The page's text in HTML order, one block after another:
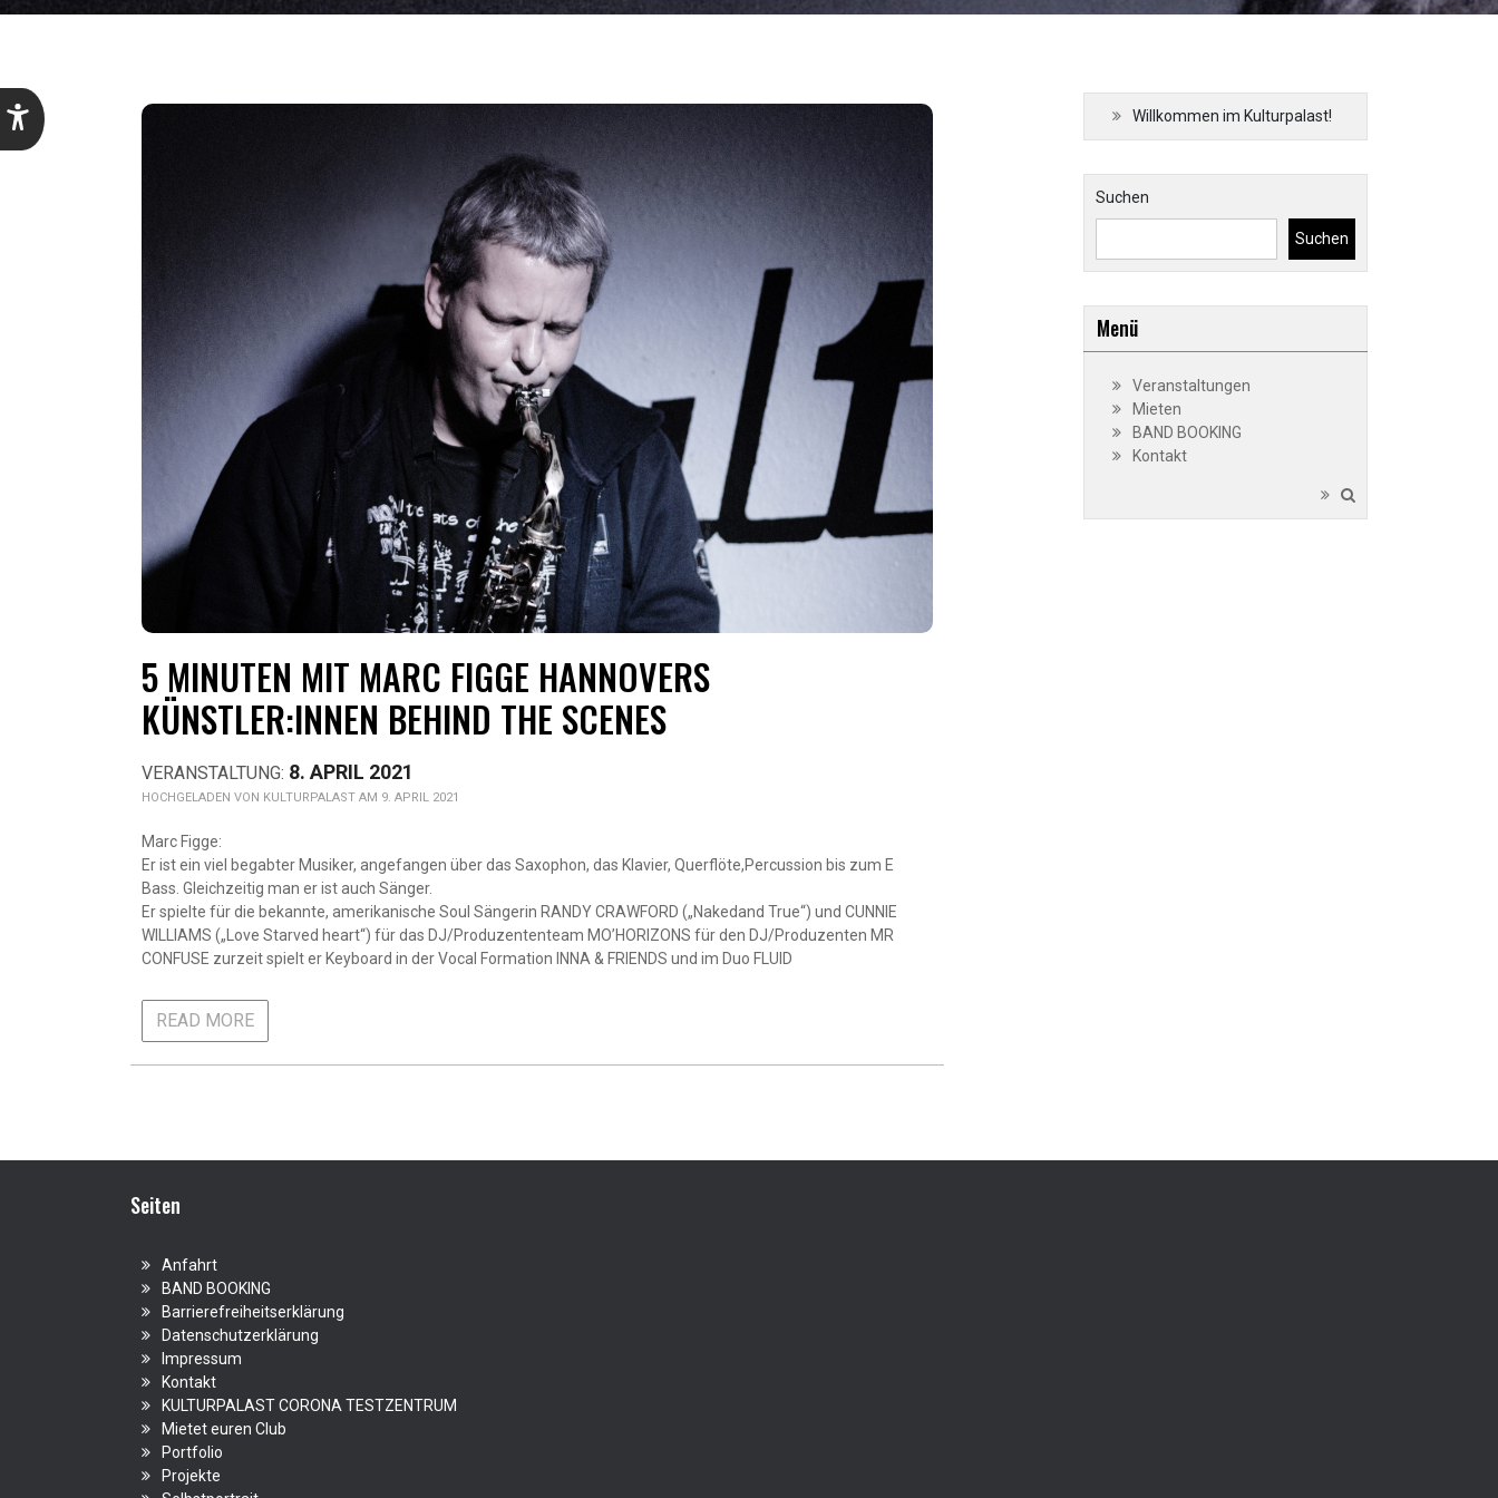
5 MINUTEN MIT MARC FIGGE HANNOVERS
KÜNSTLER:INNEN BEHIND THE SCENES
8. APRIL 2021
KULTURPALAST AM 9. APRIL 2021
Marc Figge:
Er ist ein viel begabter Musiker, angefangen über das Saxophon, das Klavier, Querflöte,Percussion bis zum E
Bass. Gleichzeitig man er ist auch Sänger.
Er spielte für die bekannte, amerikanische Soul Sängerin RANDY CRAWFORD („Nakedand True“) und CUNNIE
WILLIAMS („Love Starved heart“) für das DJ/Produzententeam MO’HORIZONS für den DJ/Produzenten MR
CONFUSE zurzeit spielt er Keyboard in der Vocal Formation INNA & FRIENDS und im Duo FLUID
READ MORE
Willkommen im Kulturpalast!
Suchen
Suchen
Menü
Veranstaltungen
Mieten
BAND BOOKING
Kontakt
Seiten
Anfahrt
BAND BOOKING
Barrierefreiheitserklärung
Datenschutzerklärung
Impressum
Kontakt
KULTURPALAST CORONA TESTZENTRUM
Mietet euren Club
Portfolio
Projekte